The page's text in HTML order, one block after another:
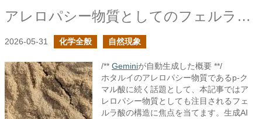
アレロパシー物質としてのフェルラ酸の構造
2026-05-31 化学全般 自然現象
/** Geminiが自動生成した概要 **/
ホタルイのアレロパシー物質であるp-ク
マル酸に続く話題として、本記事ではア
レロパシー物質としても注目されるフェ
ルラ酸の構造に焦点を当てます。生成AI